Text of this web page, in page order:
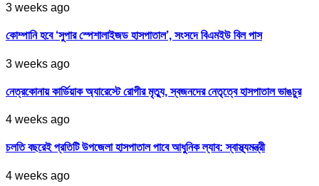
3 weeks ago
কোম্পানি হবে ‘সুপার স্পেশালাইজড হাসপাতাল’, সংসদে বিএমইউ বিল পাস
3 weeks ago
নেত্রকোনায় কার্ডিয়াক অ্যারেস্টে রোগীর মৃত্যু, স্বজনদের নেতৃত্বে হাসপাতাল ভাঙচুর
4 weeks ago
চলতি বছরেই প্রতিটি উপজেলা হাসপাতাল পাবে আধুনিক ল্যাব: স্বাস্থ্যমন্ত্রী
4 weeks ago